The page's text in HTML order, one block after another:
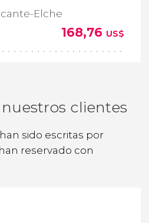
Elche
168,76 US$
clientes
sido escritas por
reservado con